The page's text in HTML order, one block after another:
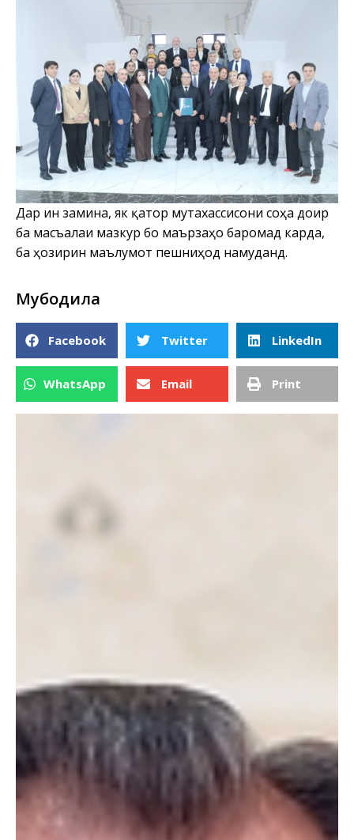
Дар ин замина, як қатор мутахассисони соҳа доир
ба масъалаи мазкур бо маърӯзаҳо баромад карда,
ба ҳозирин маълумот пешниҳод намуданд.
Мубодила
Facebook Twitter LinkedIn
WhatsApp Email Print